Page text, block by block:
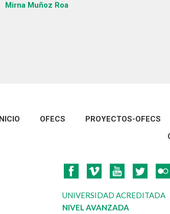
Mirna Muñoz Roa
INICIO OFECS PROYECTOS-OFECS
UNIVERSIDAD ACREDITADA
NIVEL AVANZADA